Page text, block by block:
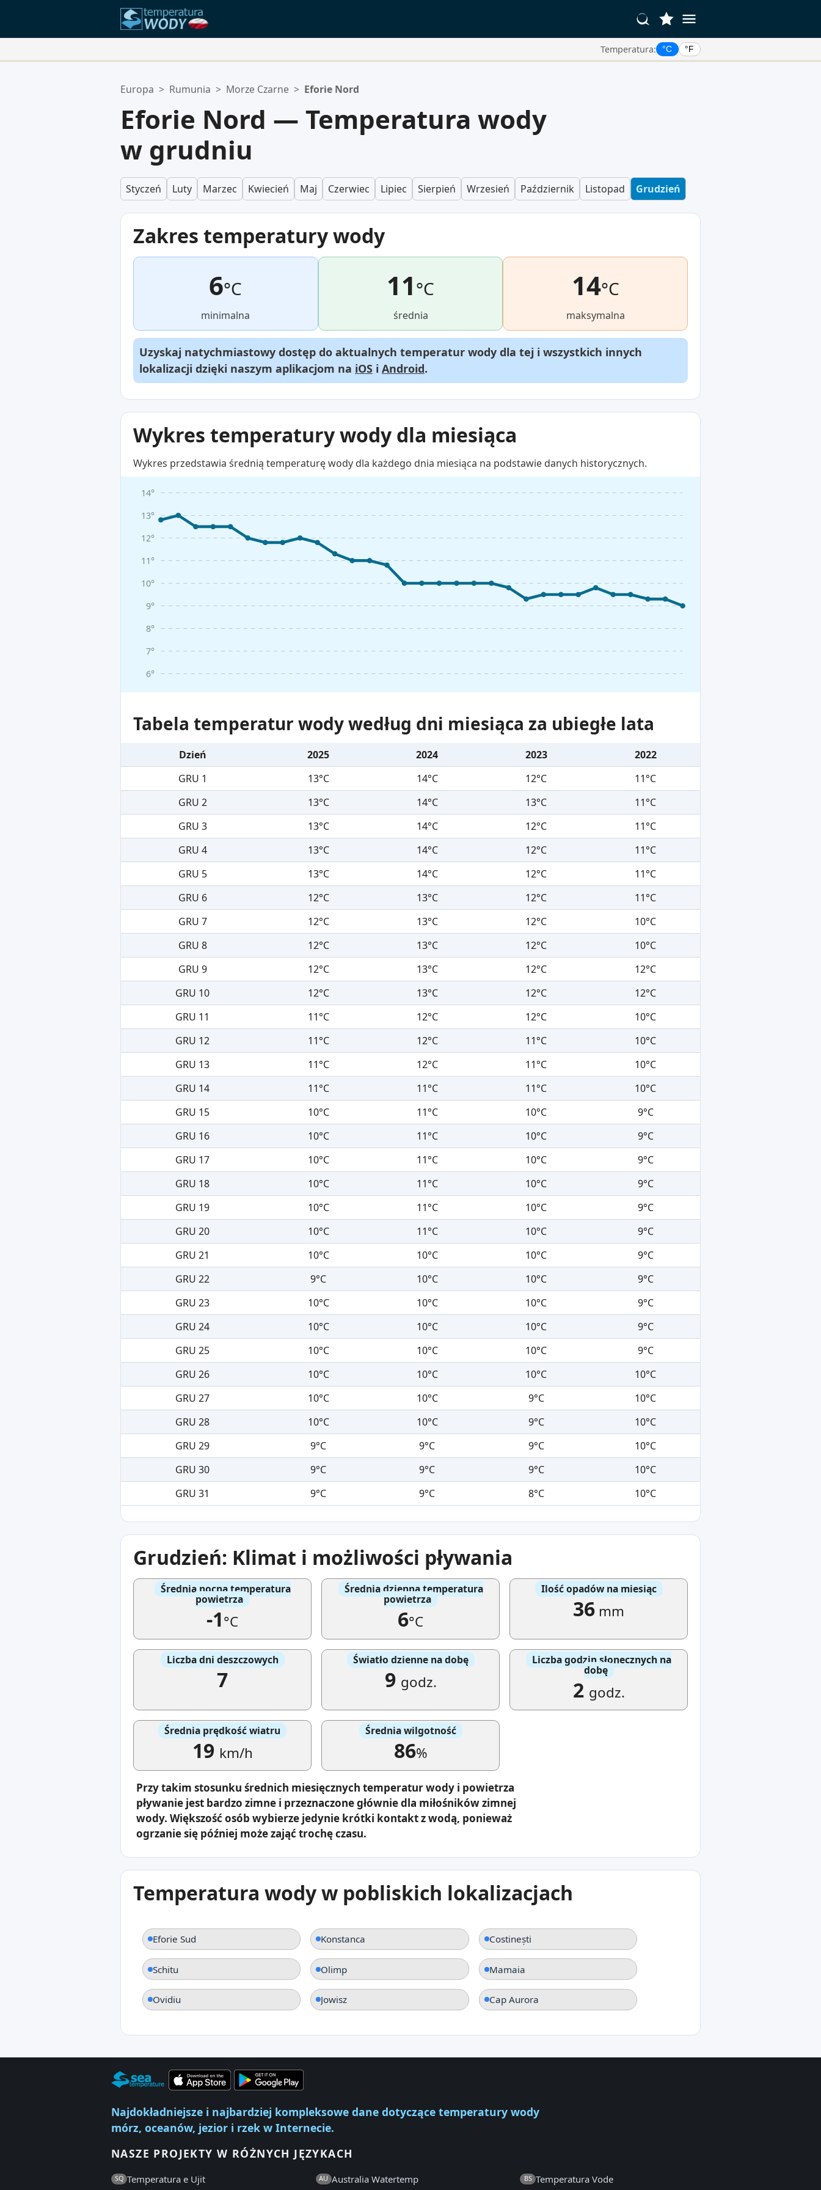
Temperatura: °C °F
Twoja lista ulubionych jest pusta.
Europa > Rumunia > Morze Czarne > Eforie Nord
Eforie Nord — Temperatura wody
w grudniu
Styczeń Luty Marzec Kwiecień Maj Czerwiec Lipiec Sierpień Wrzesień Październik Listopad Grudzień
Zakres temperatury wody
6°C
minimalna
11°C
średnia
14°C
maksymalna
Uzyskaj natychmiastowy dostęp do aktualnych temperatur wody dla tej i wszystkich innych
lokalizacji dzięki naszym aplikacjom na iOS i Android.
Wykres temperatury wody dla miesiąca
Wykres przedstawia średnią temperaturę wody dla każdego dnia miesiąca na podstawie danych historycznych.
6°
7°
8°
9°
10°
11°
12°
13°
14°
Tabela temperatur wody według dni miesiąca za ubiegłe lata
Dzień 2025 2024 2023
2022
GRU 1
13°C 14°C 12°C
11°C
GRU 2
13°C 14°C 13°C
11°C
GRU 3
13°C 14°C 12°C
11°C
GRU 4
13°C 14°C 12°C
11°C
GRU 5
13°C 14°C 12°C
11°C
GRU 6
12°C 13°C 12°C
11°C
GRU 7
12°C 13°C 12°C
10°C
GRU 8
12°C 13°C 12°C
10°C
GRU 9
12°C 13°C 12°C
12°C
GRU 10
12°C 13°C 12°C
12°C
GRU 11
11°C 12°C 12°C
10°C
GRU 12
11°C 12°C 11°C
10°C
GRU 13
11°C 12°C 11°C
10°C
GRU 14
11°C 11°C 11°C
10°C
GRU 15
10°C 11°C 10°C
9°C
GRU 16
10°C 11°C 10°C
9°C
GRU 17
10°C 11°C 10°C
9°C
GRU 18
10°C 11°C 10°C
9°C
GRU 19
10°C 11°C 10°C
9°C
GRU 20
10°C 11°C 10°C
9°C
GRU 21
10°C 10°C 10°C
9°C
GRU 22
9°C 10°C 10°C
9°C
GRU 23
10°C 10°C 10°C
9°C
GRU 24
10°C 10°C 10°C
9°C
GRU 25
10°C 10°C 10°C
9°C
GRU 26
10°C 10°C 10°C
10°C
GRU 27
10°C 10°C 9°C
10°C
GRU 28
10°C 10°C 9°C
10°C
GRU 29
9°C 9°C 9°C
10°C
GRU 30
9°C 9°C 9°C
10°C
GRU 31
9°C 9°C 8°C 10°C
Grudzień: Klimat i możliwości pływania
Średnia nocna temperatura
powietrza
-1°C
Średnia dzienna temperatura
powietrza
6°C
Ilość opadów na miesiąc
36 mm
Liczba dni deszczowych
7
Światło dzienne na dobę
9 godz.
Liczba godzin słonecznych na
dobę
2 godz.
Średnia prędkość wiatru
19 km/h
Średnia wilgotność
86%
Przy takim stosunku średnich miesięcznych temperatur wody i powietrza
pływanie jest bardzo zimne i przeznaczone głównie dla miłośników zimnej
wody. Większość osób wybierze jedynie krótki kontakt z wodą, ponieważ
ogrzanie się później może zająć trochę czasu.
Temperatura wody w pobliskich lokalizacjach
Eforie Sud Konstanca Costinești
Schitu Olimp Mamaia
Ovidiu Jowisz Cap Aurora
Najdokładniejsze i najbardziej kompleksowe dane dotyczące temperatury wody
mórz, oceanów, jezior i rzek w Internecie.
NASZE PROJEKTY W RÓŻNYCH JĘZYKACH
SQ Temperatura e Ujit AU Australia Watertemp BS Temperatura Vode